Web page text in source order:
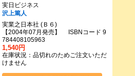
実日ビジネス
沢上篤人
実業之日本社 (Ｂ６)
【2004年07月発売】 ISBNコード 9
784408105963
1,540円
在庫状況：品切れのためご注文いただ
けません